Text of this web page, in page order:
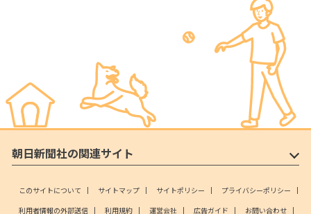
朝日新聞社の関連サイト
このサイトについて サイトマップ サイトポリシー
プライバシーポリシー
利用者情報の外部送信
利用規約 運営会社 広告ガイド お問い合わせ